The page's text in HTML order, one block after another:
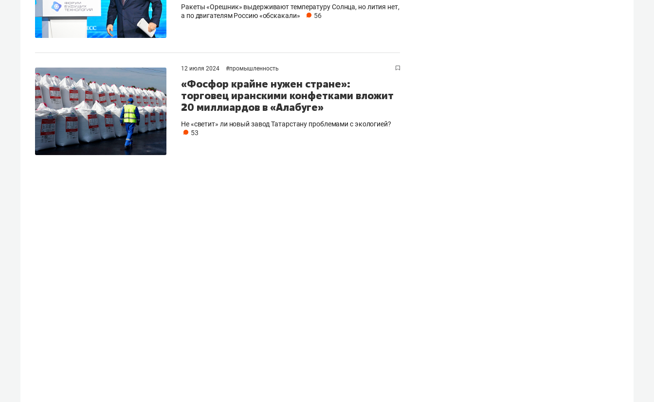
Ракеты «Орешник» выдерживают температуру Солнца, но лития нет,
а по двигателям Россию «обскакали»
56
12 июля 2024 #промышленность
«Фосфор крайне нужен стране»:
торговец иранскими конфетками вложит
20 миллиардов в «Алабуге»
Не «светит» ли новый завод Татарстану проблемами с экологией?
53